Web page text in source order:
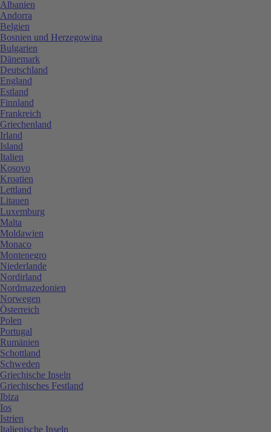
Albanien
Andorra
Belgien
Bosnien und Herzegowina
Bulgarien
Dänemark
Deutschland
England
Estland
Finnland
Frankreich
Griechenland
Irland
Island
Italien
Kosovo
Kroatien
Lettland
Litauen
Luxemburg
Malta
Moldawien
Monaco
Montenegro
Niederlande
Nordirland
Nordmazedonien
Norwegen
Österreich
Polen
Portugal
Rumänien
Schottland
Schweden
Griechische Inseln
Griechisches Festland
Ibiza
Ios
Istrien
Italienische Inseln